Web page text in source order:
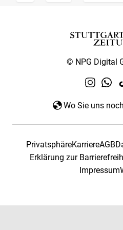
© NPG Digital
Wo Sie uns
PrivatsphäreKarriereAGB
Erklärung zur
Impressum